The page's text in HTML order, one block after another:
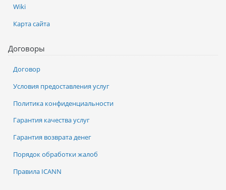
Wiki
Карта сайта
Договоры
Договор
Условия предоставления услуг
Политика конфиденциальности
Гарантия качества услуг
Гарантия возврата денег
Порядок обработки жалоб
Правила ICANN